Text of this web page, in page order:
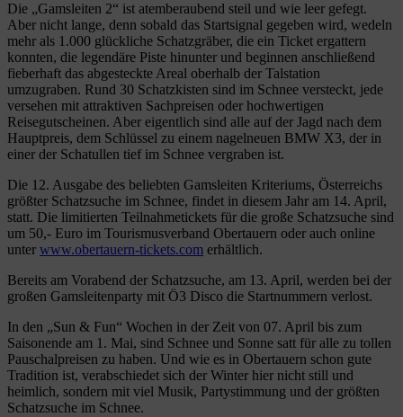
Die „Gamsleiten 2“ ist atemberaubend steil und wie leer gefegt.
Aber nicht lange, denn sobald das Startsignal gegeben wird, wedeln
mehr als 1.000 glückliche Schatzgräber, die ein Ticket ergattern
konnten, die legendäre Piste hinunter und beginnen anschließend
fieberhaft das abgesteckte Areal oberhalb der Talstation
umzugraben. Rund 30 Schatzkisten sind im Schnee versteckt, jede
versehen mit attraktiven Sachpreisen oder hochwertigen
Reisegutscheinen. Aber eigentlich sind alle auf der Jagd nach dem
Hauptpreis, dem Schlüssel zu einem nagelneuen BMW X3, der in
einer der Schatullen tief im Schnee vergraben ist.
Die 12. Ausgabe des beliebten Gamsleiten Kriteriums, Österreichs
größter Schatzsuche im Schnee, findet in diesem Jahr am 14. April,
statt. Die limitierten Teilnahmetickets für die große Schatzsuche sind
um 50,- Euro im Tourismusverband Obertauern oder auch online
unter www.obertauern-tickets.com erhältlich.
Bereits am Vorabend der Schatzsuche, am 13. April, werden bei der
großen Gamsleitenparty mit Ö3 Disco die Startnummern verlost.
In den „Sun & Fun“ Wochen in der Zeit von 07. April bis zum
Saisonende am 1. Mai, sind Schnee und Sonne satt für alle zu tollen
Pauschalpreisen zu haben. Und wie es in Obertauern schon gute
Tradition ist, verabschiedet sich der Winter hier nicht still und
heimlich, sondern mit viel Musik, Partystimmung und der größten
Schatzsuche im Schnee.